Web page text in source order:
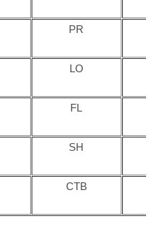
PR
LO
FL
SH
CTB